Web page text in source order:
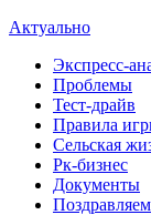
Актуально
Экспресс-
Проблемы
Тест-драйв
Правила
Сельская
Рк-бизнес
Документы
Поздравляем